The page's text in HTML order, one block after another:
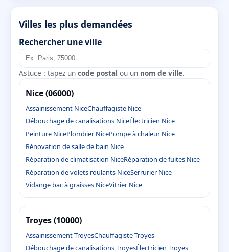
Villes les plus demandées
Rechercher une ville
Astuce : tapez un code postal ou un nom de ville.
Nice (06000)
Assainissement NiceChauffagiste Nice
Débouchage de canalisations NiceÉlectricien Nice
Peinture NicePlombier NicePompe à chaleur Nice
Rénovation de salle de bain Nice
Réparation de climatisation NiceRéparation de fuites Nice
Réparation de volets roulants NiceSerrurier Nice
Vidange bac à graisses NiceVitrier Nice
Troyes (10000)
Assainissement TroyesChauffagiste Troyes
Débouchage de canalisations TroyesÉlectricien Troyes